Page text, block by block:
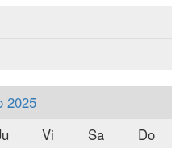
2025
Vi Sa
Do